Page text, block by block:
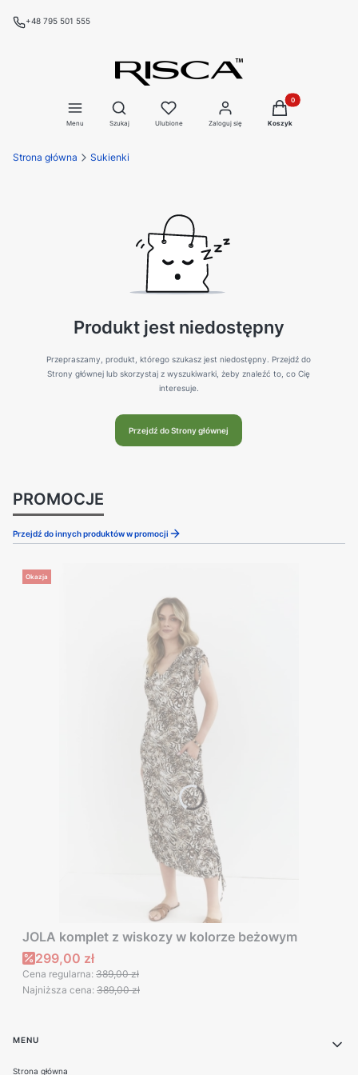
+48 795 501 555
Menu
Otwórz wyszukiwarkę
Szukaj Ulubione Zaloguj się
Produkty w
Koszyk
Strona główna Sukienki
Produkt jest niedostępny
Przepraszamy, produkt, którego szukasz jest niedostępny. Przejdź do
Strony głównej lub skorzystaj z wyszukiwarki, żeby znaleźć to, co Cię
interesuje.
Przejdź do Strony głównej
PROMOCJE
Przejdź do innych produktów w promocji
Okazja
JOLA komplet z wiskozy w kolorze beżowym
Cena promocyjna
299,00 zł
Cena regularna: 389,00 zł
Najniższa cena: 389,00 zł
Linki w stopce
MENU
Strona główna